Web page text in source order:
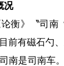
况
衡》〝司南
前有磁石勺
南是司南车。